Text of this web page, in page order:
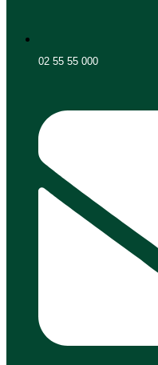
02 55 55 000